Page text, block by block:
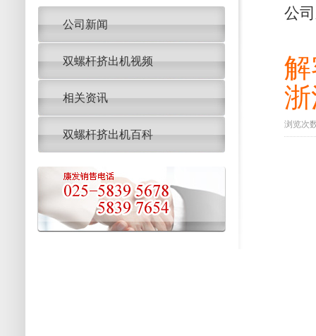
公司新闻
双螺杆挤出机视频
相关资讯
双螺杆挤出机百科
公
浏览次